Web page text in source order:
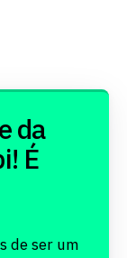
da
É
de ser um